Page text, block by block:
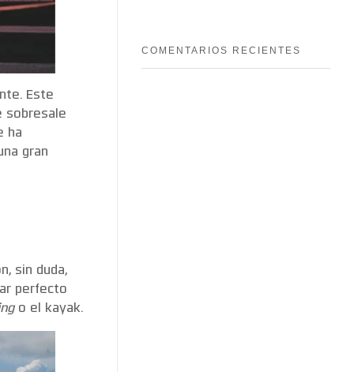
Este
sobresale
ha
gran
sin duda,
perfecto
o el kayak.
COMENTARIOS RECIENTES